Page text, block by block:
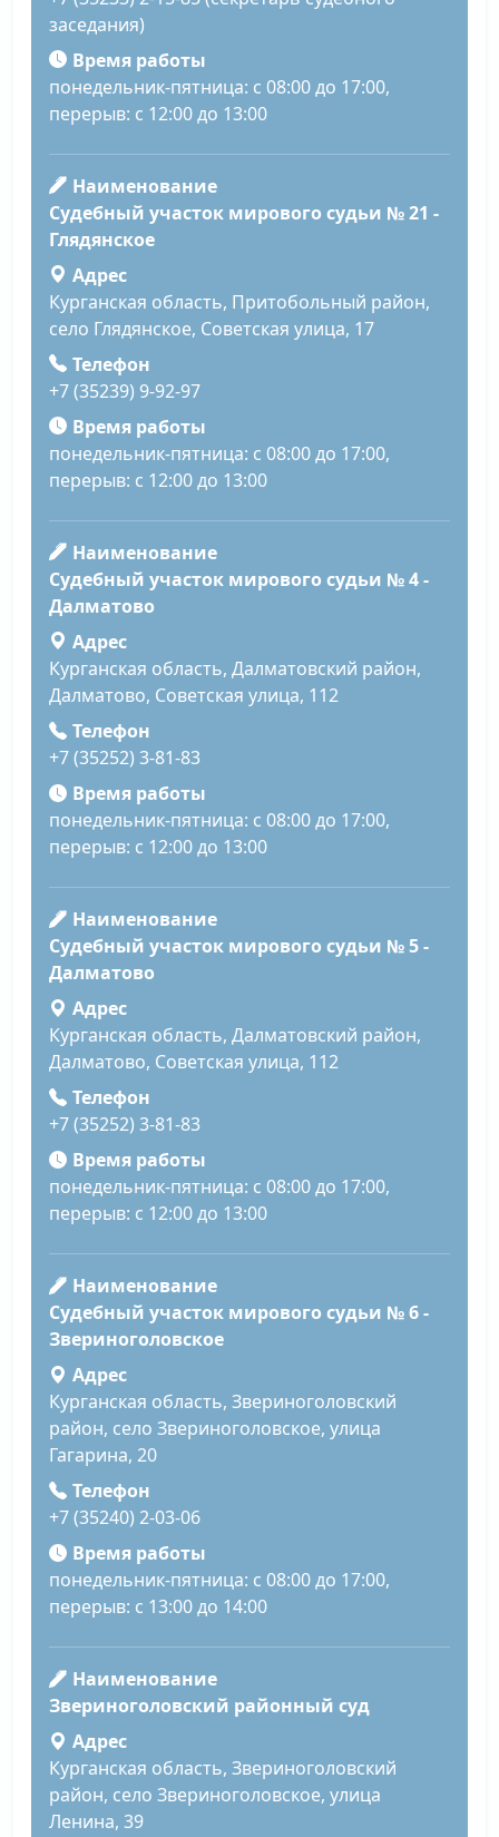
заседания)
Время работы
понедельник-пятница: с 08:00 до 17:00,
перерыв: с 12:00 до 13:00
Наименование
Судебный участок мирового судьи № 21 -
Глядянское
Адрес
Курганская область, Притобольный район,
село Глядянское, Советская улица, 17
Телефон
+7 (35239) 9-92-97
Время работы
понедельник-пятница: с 08:00 до 17:00,
перерыв: с 12:00 до 13:00
Наименование
Судебный участок мирового судьи № 4 -
Далматово
Адрес
Курганская область, Далматовский район,
Далматово, Советская улица, 112
Телефон
+7 (35252) 3-81-83
Время работы
понедельник-пятница: с 08:00 до 17:00,
перерыв: с 12:00 до 13:00
Наименование
Судебный участок мирового судьи № 5 -
Далматово
Адрес
Курганская область, Далматовский район,
Далматово, Советская улица, 112
Телефон
+7 (35252) 3-81-83
Время работы
понедельник-пятница: с 08:00 до 17:00,
перерыв: с 12:00 до 13:00
Наименование
Судебный участок мирового судьи № 6 -
Звериноголовское
Адрес
Курганская область, Звериноголовский
район, село Звериноголовское, улица
Гагарина, 20
Телефон
+7 (35240) 2-03-06
Время работы
понедельник-пятница: с 08:00 до 17:00,
перерыв: с 13:00 до 14:00
Наименование
Звериноголовский районный суд
Адрес
Курганская область, Звериноголовский
район, село Звериноголовское, улица
Ленина, 39